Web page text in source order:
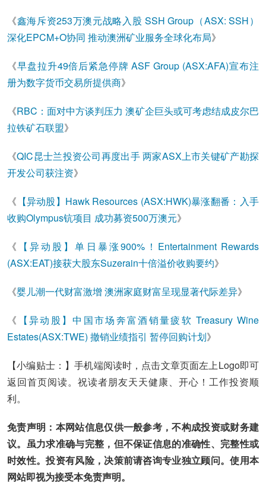
《鑫海斥资253万澳元战略入股 SSH Group（ASX: SSH）
深化EPCM+O协同 推动澳洲矿业服务全球化布局》
《早盘拉升49倍后紧急停牌 ASF Group (ASX:AFA)宣布注
册为数字货币交易所提供商》
《RBC：面对中方谈判压力 澳矿企巨头或可考虑结成皮尔巴
拉铁矿石联盟》
《QIC昆士兰投资公司再度出手 两家ASX上市关键矿产勘探
开发公司获注资》
《 【异动股】Hawk Resources (ASX:HWK)暴涨翻番：入手
收购Olympus钪项目 成功募资500万澳元》
《
【异动股】单日暴涨900%！Entertainment Rewards
(ASX:EAT)接获大股东Suzerain十倍溢价收购要约》
《婴儿潮一代财富激增 澳洲家庭财富呈现显著代际差异》
《
【异动股】中国市场奔富酒销量疲软 Treasury Wine
Estates(ASX:TWE) 撤销业绩指引 暂停回购计划》
【小编贴士：】手机端阅读时，点击文章页面左上Logo即可
返回首页阅读。祝读者朋友天天健康、开心！工作投资顺
利。
免责声明：本网站信息仅供一般参考，不构成投资或财务建
议。虽力求准确与完整，但不保证信息的准确性、完整性或
时效性。投资有风险，决策前请咨询专业独立顾问。使用本
网站即视为接受本免责声明。